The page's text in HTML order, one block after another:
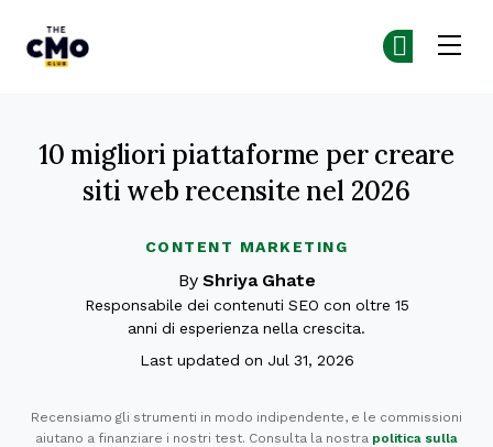
CONTENT MARKETING
10 migliori piattaforme per creare
siti web recensite nel 2026
By Shriya Ghate
Responsabile dei contenuti SEO con oltre 15
anni di esperienza nella crescita.
Last updated on Jul 31, 2026
Recensiamo gli strumenti in modo indipendente, e le commissioni
aiutano a finanziare i nostri test. Consulta la nostra politica sulla